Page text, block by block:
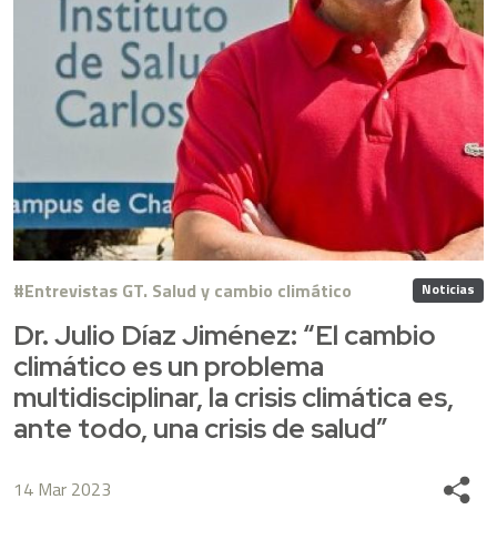
Entrevistas GT. Salud y cambio climático Noticias
Dr. Julio Díaz Jiménez: “El cambio
climático es un problema
multidisciplinar, la crisis climática es,
ante todo, una crisis de salud”
14 Mar 2023 Share